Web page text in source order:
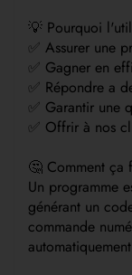
💡 Pourquoi
✅ Assurer une
✅ Gagner en
✅ Répondre a
✅ Garantir une
✅ Offrir à nos
🤔 Comment ça
Un programme
générant un
commande